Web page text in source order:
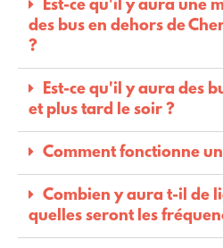
Est-ce qu'il y aura une
des bus en dehors de
?
Est-ce qu'il y aura des
et plus tard le soir ?
Comment fonctionne
Combien y aura t-il de
quelles seront les